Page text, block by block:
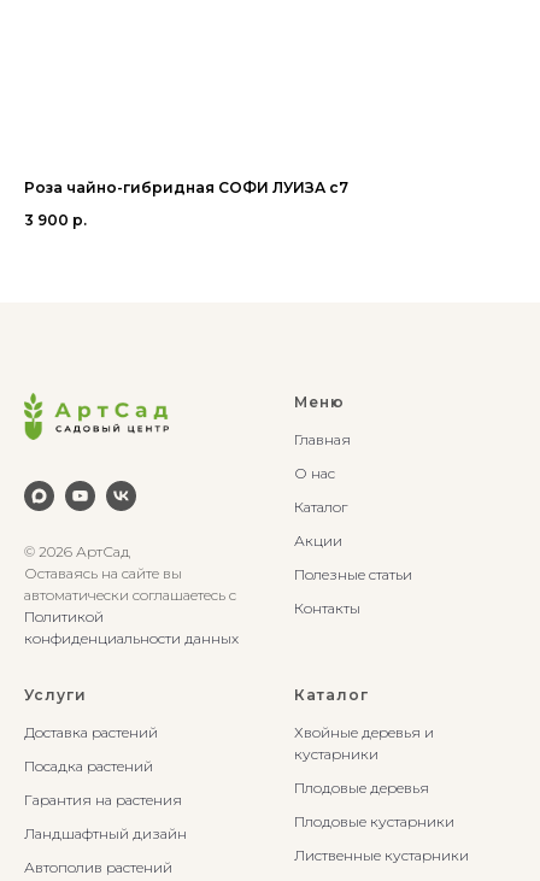
Роза чайно-гибридная СОФИ ЛУИЗА с7
3 900 р.
© 2026 АртСад
Оставаясь на сайте вы
автоматически соглашаетесь с
Политикой
конфиденциальности данных
Меню
Главная
О нас
Каталог
Акции
Полезные статьи
Контакты
Услуги
Доставка растений
Посадка растений
Гарантия на растения
Ландшафтный дизайн
Автополив растений
Каталог
Хвойные деревья и
кустарники
Плодовые деревья
Плодовые кустарники
Лиственные кустарники